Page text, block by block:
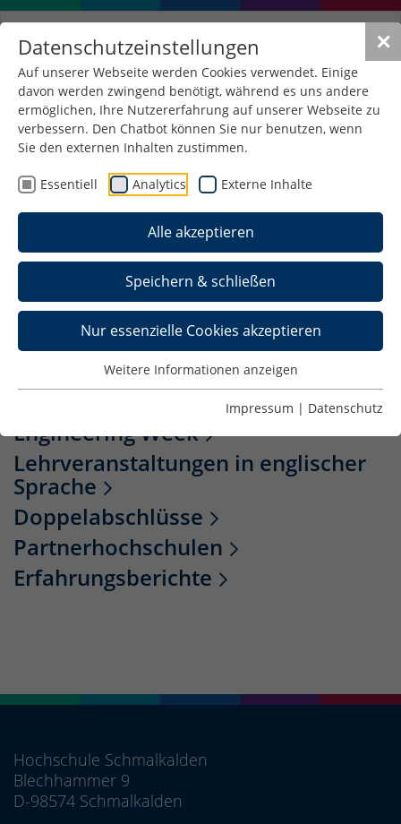
✕
Datenschutzeinstellungen
Auf unserer Webseite werden Cookies verwendet. Einige
davon werden zwingend benötigt, während es uns andere
ermöglichen, Ihre Nutzererfahrung auf unserer Webseite zu
verbessern. Den Chatbot können Sie nur benutzen, wenn
Sie den externen Inhalten zustimmen.
Essentiell Analytics Externe Inhalte
Alle akzeptieren
Speichern & schließen
Nur essenzielle Cookies akzeptieren
Weitere Informationen anzeigen
Impressum | Datenschutz
Internationales
Engineering Week
Lehrveranstaltungen in englischer
Sprache
Doppelabschlüsse
Partnerhochschulen
Erfahrungsberichte
Hochschule Schmalkalden
Blechhammer 9
D-98574 Schmalkalden